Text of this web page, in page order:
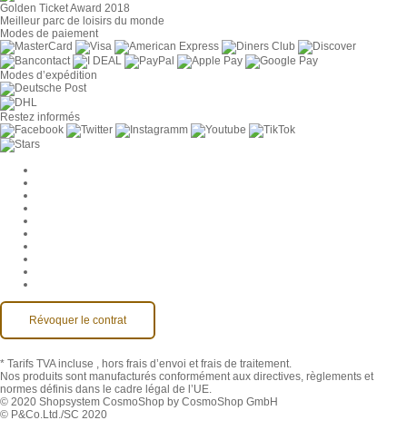
Golden Ticket Award 2018
Meilleur parc de loisirs du monde
Modes de paiement
Modes d’expédition
Restez informés
Révoquer le contrat
* Tarifs TVA incluse , hors frais d’envoi et frais de traitement.
Nos produits sont manufacturés conformément aux directives, règlements et
normes définis dans le cadre légal de l’UE.
© 2020 Shopsystem CosmoShop by CosmoShop GmbH
© P&Co.Ltd./SC 2020